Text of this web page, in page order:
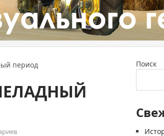
период Поиск